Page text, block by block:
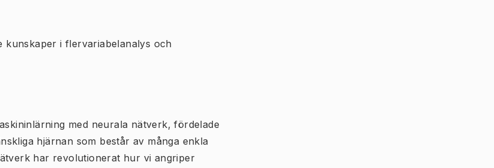
kunskaper i flervariabelanalys och
med neurala nätverk, fördelade
hjärnan som består av många enkla
har revolutionerat hur vi angriper